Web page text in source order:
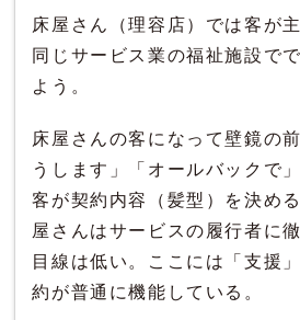
床屋さん（理容店）では客が
同じサービス業の福祉施設で
よう。
床屋さんの客になって壁鏡の
うします」「オールバックで
客が契約内容（髪型）を決め
屋さんはサービスの履行者に
目線は低い。ここには「支援
約が普通に機能している。